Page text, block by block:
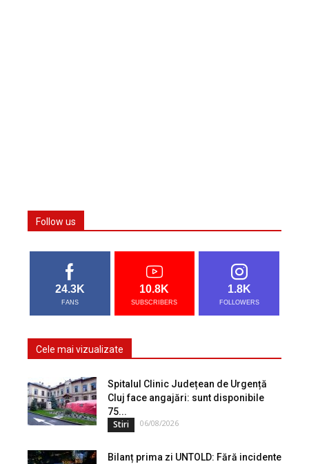
Follow us
24.3K
FANS
10.8K
SUBSCRIBERS
1.8K
FOLLOWERS
Cele mai vizualizate
Spitalul Clinic Județean de Urgență
Cluj face angajări: sunt disponibile
75...
Stiri 06/08/2026
Bilanț prima zi UNTOLD: Fără incidente